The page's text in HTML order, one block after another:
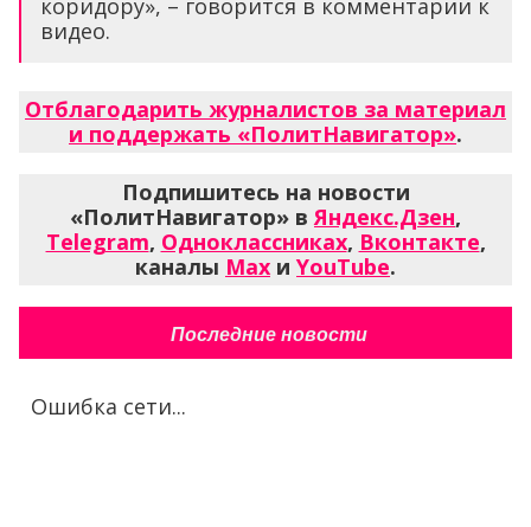
коридору», – говорится в комментарии к
видео.
Отблагодарить журналистов за материал
и поддержать «ПолитНавигатор».
Подпишитесь на новости
«ПолитНавигатор» вЯндекс.Дзен,
Telegram, Одноклассниках, Вконтакте,
каналы Max и YouTube.
Последние новости
Ошибка сети...